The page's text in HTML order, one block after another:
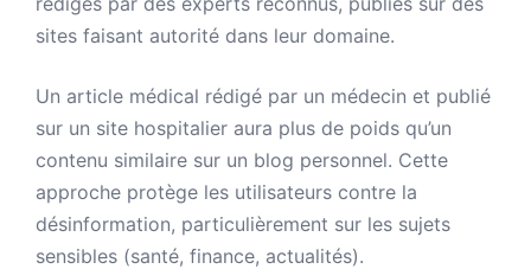
sites faisant autorité dans leur domaine.
Un article médical rédigé par un médecin et publié
sur un site hospitalier aura plus de poids qu’un
contenu similaire sur un blog personnel. Cette
approche protège les utilisateurs contre la
désinformation, particulièrement sur les sujets
sensibles (santé, finance, actualités).